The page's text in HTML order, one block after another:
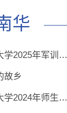
华
学2025年军训…
故乡
学2024年师生…